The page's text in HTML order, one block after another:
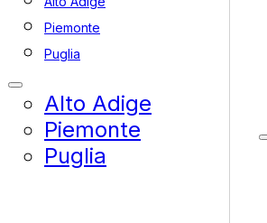
Piemonte
Puglia
Alto Adige
Piemonte
Puglia